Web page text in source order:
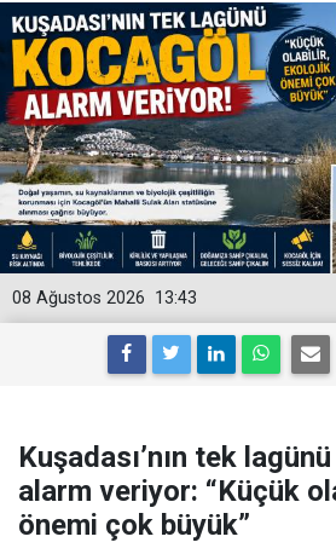
13:43
08 Ağustos 2026
Kuşadası’nın tek
alarm veriyor: “Küçük
önemi çok büyük”